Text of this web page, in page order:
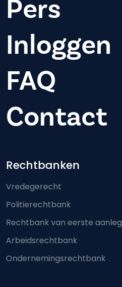
Pers
Inloggen
FAQ
Contact
Footer-menu
Rechtbanken
Vredegerecht
Politierechtbank
Rechtbank van eerste aanleg
Arbeidsrechtbank
Ondernemingsrechtbank